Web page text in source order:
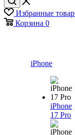
Избранные
Корзина 0
iPhone
iPhone
17 Pro